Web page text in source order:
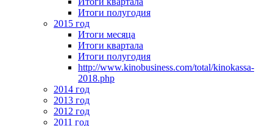
Итоги полугодия
2015 год
Итоги месяца
Итоги квартала
Итоги полугодия
http://www.kinobusiness.com/total/kinokassa-
2018.php
2014 год
2013 год
2012 год
2011 год